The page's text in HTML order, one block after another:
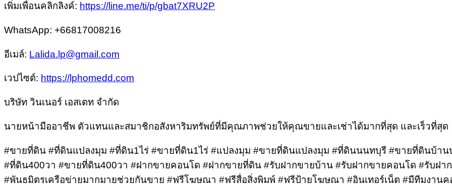
เพิ่มเพื่อนคลิกลิงค์: https://line.me/ti/p/gbat7XRU2P
WhatsApp: +66817008216
อีเมล์: Lalida.lp@gmail.com
เวปไซต์: https://lphomedd.com
บริษัท วินเนอร์ เอสเตท จำกัด
นายหน้ามืออาชีพ ตัวแทนและสมาชิกอสังหาริมทรัพย์ที่มีคุณภาพช่วยให้คุณขายและเช่าได้มากที่สุด และเร็วที่สุด
#ขายที่ดิน #ที่ดินแปลงมุม #ที่ดิน1ไร่ #ขายที่ดิน1ไร่ #แปลงมุม #ขายที่ดินแปลงมุม #ที่ดินนนทบุรี #ขายที่ดินบ้าน
#ที่ดิน400วา #ขายที่ดิน400วา #ฝากขายคอนโด #ฝากขายที่ดิน #รับฝากขายบ้าน #รับฝากขายคอนโด #รับฝ
#พันธมิตรเครือข่ายมากมายช่วยกันขาย #ฟรีโฆษณา #ฟรีสื่อสิ่งพิมพ์ #ฟรีป้ายโฆษณา #อินเทอร์เน็ต #มีทีมงาน